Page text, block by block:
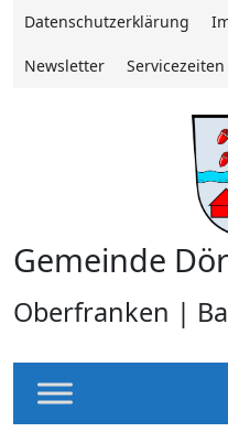
Datenschutzerklärung
Newsletter Servicezeiten
Gemeinde
Oberfranken |